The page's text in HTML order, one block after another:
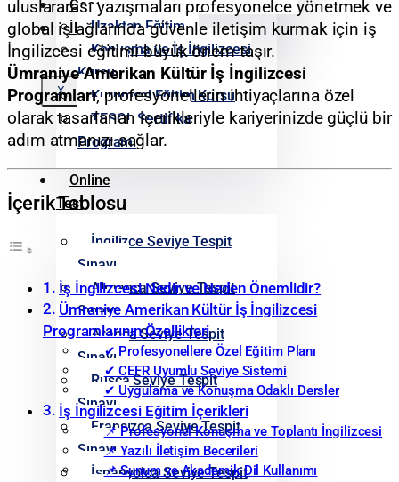
Google Yorumlarımız
İletişim
X
Uzaktan Eğitim
Konuşma ve İş İngilizcesi
Kursu
Kurumsal Eğitim Kursu
TESOL Sertifika
Programı
Online
Test
İngilizce Seviye Tespit
Sınavı
Almanca Seviye Tespit
Sınavı
Arapça Seviye Tespit
Sınavı
Rusça Seviye Tespit
Sınavı
Fransızca Seviye Tespit
Sınavı
İspanyolca Seviye Tespit
uluslararası yazışmaları profesyonelce yönetmek ve
global iş ağlarında güvenle iletişim kurmak için iş
İngilizcesi eğitimi büyük önem taşır.
Ümraniye Amerikan Kültür İş İngilizcesi
Programları, profesyonellerin ihtiyaçlarına özel
olarak tasarlanan içerikleriyle kariyerinizde güçlü bir
adım atmanızı sağlar.
İçerik Tablosu
İş İngilizcesi Nedir ve Neden Önemlidir?
Ümraniye Amerikan Kültür İş İngilizcesi
Programlarının Özellikleri
✔ Profesyonellere Özel Eğitim Planı
✔ CEFR Uyumlu Seviye Sistemi
✔ Uygulama ve Konuşma Odaklı Dersler
İş İngilizcesi Eğitim İçerikleri
📌 Profesyonel Konuşma ve Toplantı İngilizcesi
📌 Yazılı İletişim Becerileri
📌 Sunum ve Akademik Dil Kullanımı